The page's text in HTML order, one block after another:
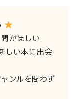
がほしい
しい本に出会
ンルを問わず